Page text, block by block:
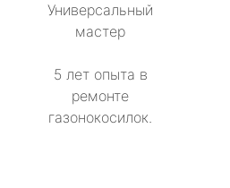
Универсальный
мастер
5 лет опыта в
ремонте
газонокосилок.